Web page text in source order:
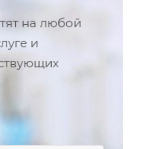
на любой
и